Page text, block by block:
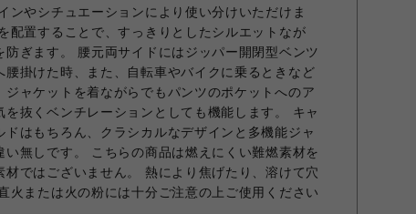
ンやシチュエーションにより使い分けいただけま
配置することで、すっきりとしたシルエットなが
防ぎます。 腰元両サイドにはジッパー開閉型ベンツ
腰掛けた時、また、自転車やバイクに乗るときなど
ャケットを着ながらでもパンツのポケットへのア
を抜くベンチレーションとしても機能します。 キャ
ドはもちろん、クラシカルなデザインと多機能ジャ
無しです。 こちらの商品は燃えにくい難燃素材を
ではございません。 熱により焦げたり、溶けて穴
火または火の粉には十分ご注意の上ご使用ください